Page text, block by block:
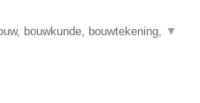
bouwkunde, bouwtekening, ▼